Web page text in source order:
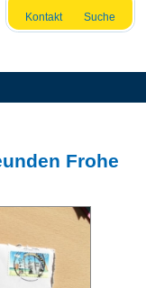
Kontakt Suche
Frohe